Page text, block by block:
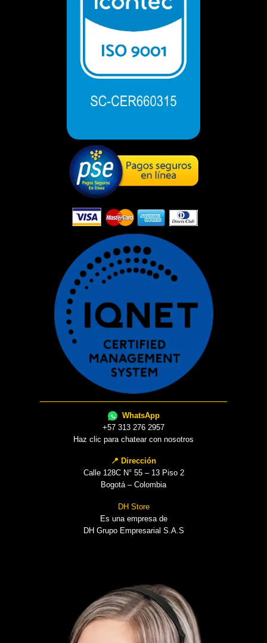
WhatsApp
+57 313 276 2957
Haz clic para chatear con nosotros
📍 Dirección
Calle 128C N° 55 – 13 Piso 2
Bogotá – Colombia
DH Store
Es una empresa de
DH Grupo Empresarial S.A.S